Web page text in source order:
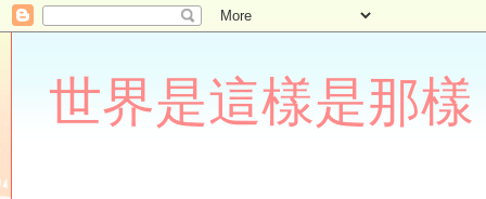
世界是這樣是那樣